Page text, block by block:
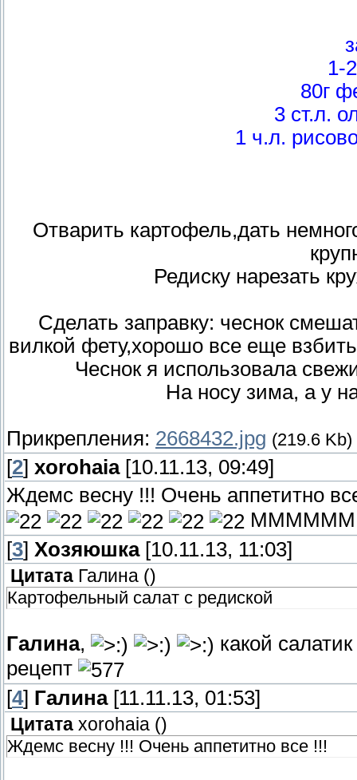
1-
80г
3 ст.л.
1 ч.л.
Отварить картофель,дать
Редиску нарезать
Сделать заправку: чеснок
вилкой фету,хорошо все еще
Чеснок я использовала
На носу зима, а у
Прикрепления: 2668432.jpg (219.6 Kb)
[2] xorohaia[10.11.13, 09:49]
Ждемс весну !!! Очень аппетитно
[3] Хозяюшка[10.11.13, 11:03]
Цитата Галина ()
Картофельный салат с редиской
Галина,
какой
рецепт
[4] Галина[11.11.13, 01:53]
Цитата xorohaia ()
Ждемс весну !!! Очень аппетитно все !!!